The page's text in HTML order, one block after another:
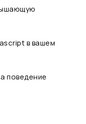
в вашем
поведение